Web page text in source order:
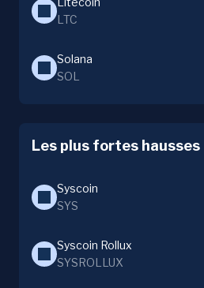
LTC
Solana
SOL
Les plus fortes hausses
Syscoin
SYS
Syscoin Rollux
SYSROLLUX